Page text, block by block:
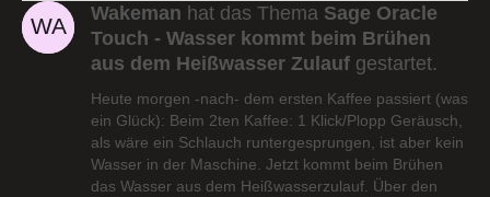
Wakeman hat das Thema Sage Oracle
Touch - Wasser kommt beim Brühen
aus dem Heißwasser Zulauf gestartet.
Heute morgen -nach- dem ersten Kaffee passiert (was
ein Glück): Beim 2ten Kaffee: 1 Klick/Plopp Geräusch,
als wäre ein Schlauch runtergesprungen, ist aber kein
Wasser in der Maschine. Jetzt kommt beim Brühen
das Wasser aus dem Heißwasserzulauf. Über den